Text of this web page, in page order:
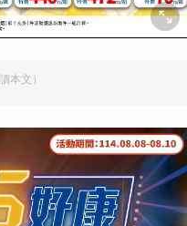
本文）